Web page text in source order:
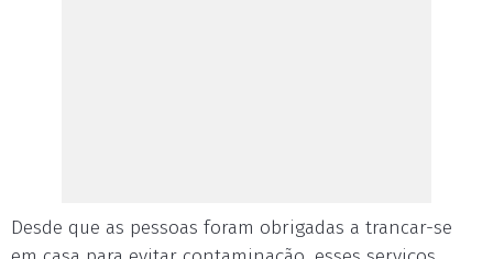
Desde que as pessoas foram obrigadas a trancar-se